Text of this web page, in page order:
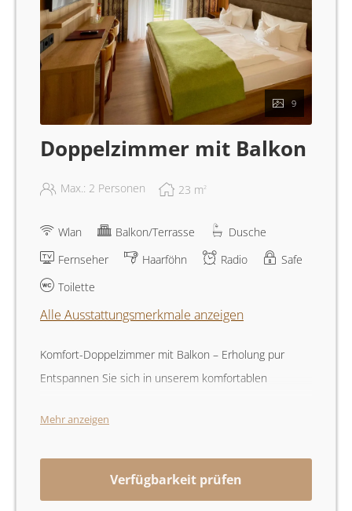
9
Doppelzimmer mit Balkon
Max.: 2 Personen 23 m 2
Wlan Balkon/Terrasse
Dusche
Fernseher
Haarföhn Radio
Safe
Toilette
Alle Ausstattungsmerkmale anzeigen
Komfort-Doppelzimmer mit Balkon – Erholung pur
Entspannen Sie sich in unserem komfortablen
Doppelbett für eine erholsame Nachtruhe. Genießen
Balkon. Das Zimmer verfügt über moderne
Annehmlichkeiten wie WLAN, einen Fernseher, einen
Mehr anzeigen
Verfügbarkeit prüfen